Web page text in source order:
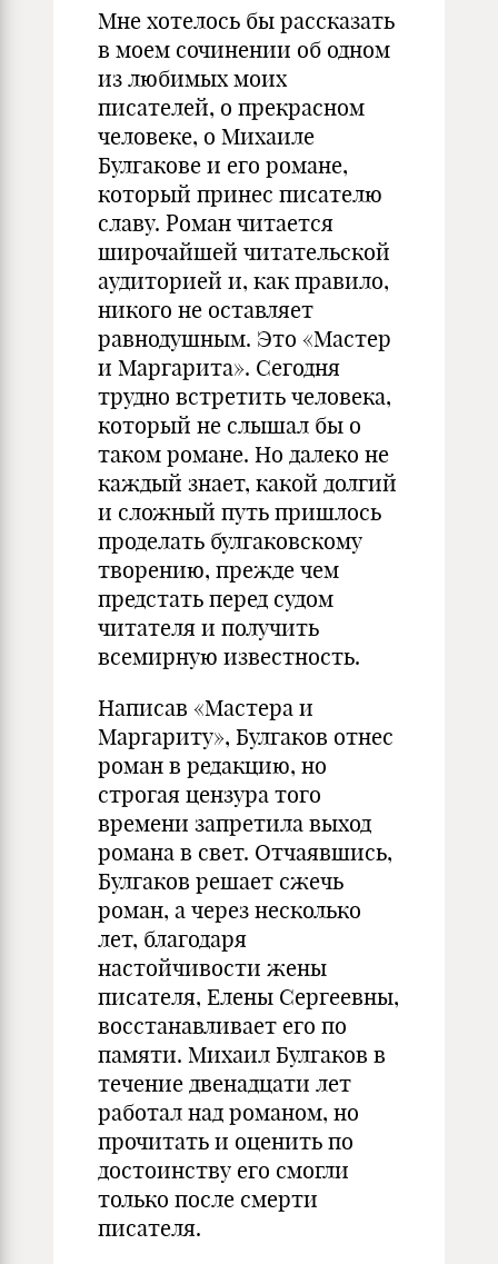
Мне хотелось бы рассказать
в моем сочинении об одном
из любимых моих
писателей, о прекрасном
человеке, о Михаиле
Булгакове и его романе,
который принес писателю
славу. Роман читается
широчайшей читательской
аудиторией и, как правило,
никого не оставляет
равнодушным. Это «Мастер
и Маргарита». Сегодня
трудно встретить человека,
который не слышал бы о
таком романе. Но далеко не
каждый знает, какой долгий
и сложный путь пришлось
проделать булгаковскому
творению, прежде чем
предстать перед судом
читателя и получить
всемирную известность.
Написав «Мастера и
Маргариту», Булгаков отнес
роман в редакцию, но
строгая цензура того
времени запретила выход
романа в свет. Отчаявшись,
Булгаков решает сжечь
роман, а через несколько
лет, благодаря
настойчивости жены
писателя, Елены Сергеевны,
восстанавливает его по
памяти. Михаил Булгаков в
течение двенадцати лет
работал над романом, но
прочитать и оценить по
достоинству его смогли
только после смерти
писателя.